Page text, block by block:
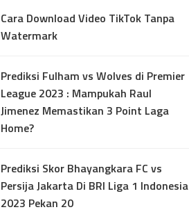
Cara Download Video TikTok Tanpa
Watermark
Prediksi Fulham vs Wolves di Premier
League 2023 : Mampukah Raul
Jimenez Memastikan 3 Point Laga
Home?
Prediksi Skor Bhayangkara FC vs
Persija Jakarta Di BRI Liga 1 Indonesia
2023 Pekan 20